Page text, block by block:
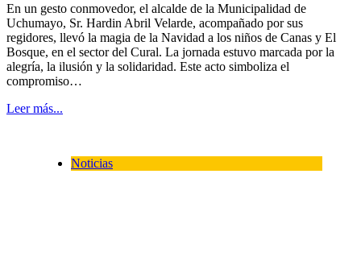
En un gesto conmovedor, el alcalde de la Municipalidad de
Uchumayo, Sr. Hardin Abril Velarde, acompañado por sus
regidores, llevó la magia de la Navidad a los niños de Canas y El
Bosque, en el sector del Cural. La jornada estuvo marcada por la
alegría, la ilusión y la solidaridad. Este acto simboliza el
compromiso…
Leer más...
Noticias